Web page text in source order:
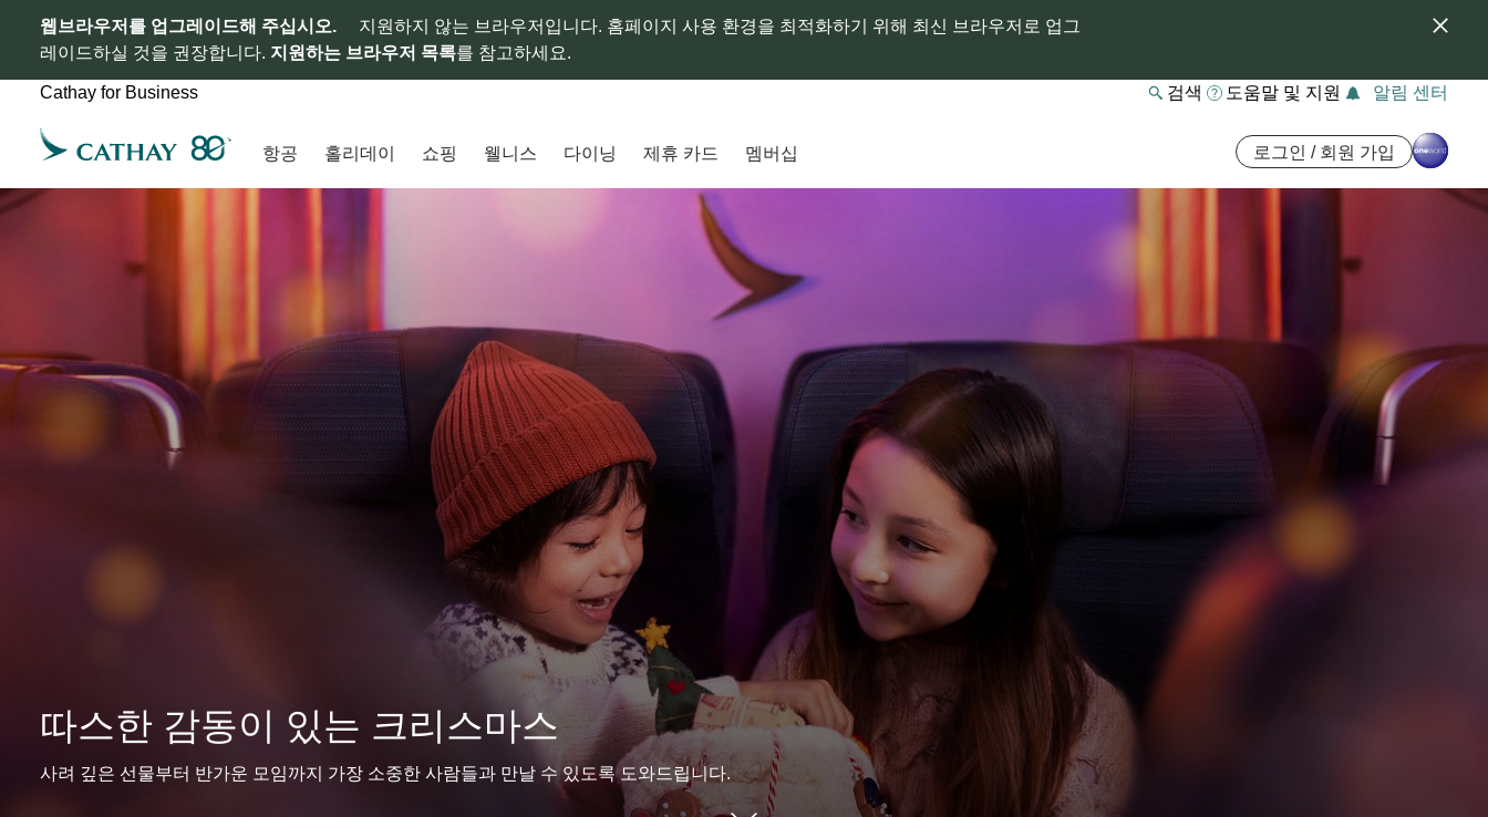
웹브라우저를 업그레이드해 주십시오.
지원하지 않는 브라우저입니다. 홈페이지 사용 환경을 최적화하기 위해 최신 브라우저로 업그
레이드하실 것을 권장합니다. 지원하는 브라우저 목록를 참고하세요.
Cathay for Business 검색 도움말 및 지원 알림 센터
항공 홀리데이 쇼핑 웰니스 다이닝 제휴 카드 멤버십 로그인 / 회원 가입
따스한 감동이 있는 크리스마스
사려 깊은 선물부터 반가운 모임까지 가장 소중한 사람들과 만날 수 있도록 도와드립니다.